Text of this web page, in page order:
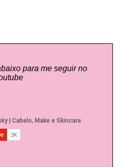
para me seguir no